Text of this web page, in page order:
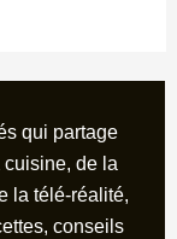
qui partage
de la
la télé-réalité,
conseils